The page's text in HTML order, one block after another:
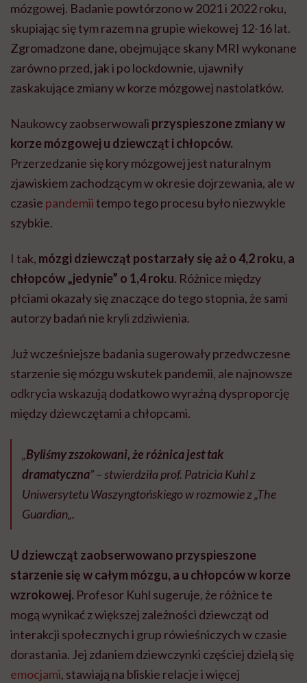
mózgowej. Badanie powtórzono w 2021 i 2022 roku,
skupiając się tym razem na grupie wiekowej 12-16 lat.
Zgromadzone dane, obejmujące skany MRI wykonane
zarówno przed, jak i po lockdownie, ujawniły
zaskakujące zmiany w korze mózgowej nastolatków.
Naukowcy zaobserwowali przyspieszone zmiany w
korze mózgowej u dziewcząt i chłopców.
Przerzedzanie się kory mózgowej jest naturalnym
zjawiskiem zachodzącym w okresie dojrzewania, ale w
czasie pandemiitempo tego procesu było niezwykle
szybkie.
I tak, mózgi dziewcząt postarzały się aż o 4,2 roku, a
chłopców „jedynie” o 1,4 roku. Różnice między
płciami okazały się znaczące do tego stopnia, że sami
autorzy badań nie kryli zdziwienia.
Już wcześniejsze badania sugerowały przedwczesne
starzenie się mózgu wskutek pandemii, ale najnowsze
odkrycia wskazują dodatkowo wyraźną dysproporcję
między dziewczętami a chłopcami.
„Byliśmy zszokowani, że różnica jest tak
dramatyczna” – stwierdziła prof. Patricia Kuhl z
Uniwersytetu Waszyngtońskiego w rozmowie z „The
Guardian„.
U dziewcząt zaobserwowano przyspieszone
starzenie się w całym mózgu, a u chłopców w korze
wzrokowej. Profesor Kuhl sugeruje, że różnice te
mogą wynikać z większej zależności dziewcząt od
interakcji społecznych i grup rówieśniczych w czasie
dorastania. Jej zdaniem dziewczynki częściej dzielą się
emocjami, stawiają na bliskie relacje i więcej